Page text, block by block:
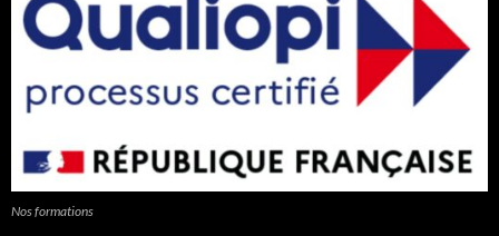
Nos formations